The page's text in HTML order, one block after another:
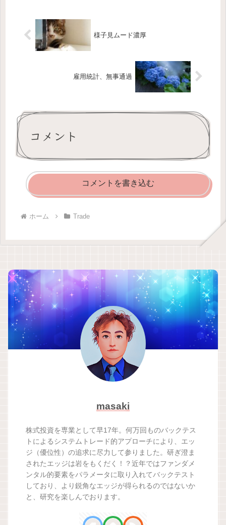
様子見ムード濃厚
雇用統計、無事通過
コメント
コメントを書き込む
ホーム Trade
masaki
株式投資を専業として早17年。何万回ものバックテス
トによるシステムトレード的アプローチにより、エッ
ジ（優位性）の追求に尽力して参りました。研ぎ澄ま
されたエッジは岩をもくだく！？近年ではファンダメ
ンタル的要素をパラメータに取り入れてバックテスト
しており、より鋭角なエッジが得られるのではないか
と、研究を楽しんでおります。